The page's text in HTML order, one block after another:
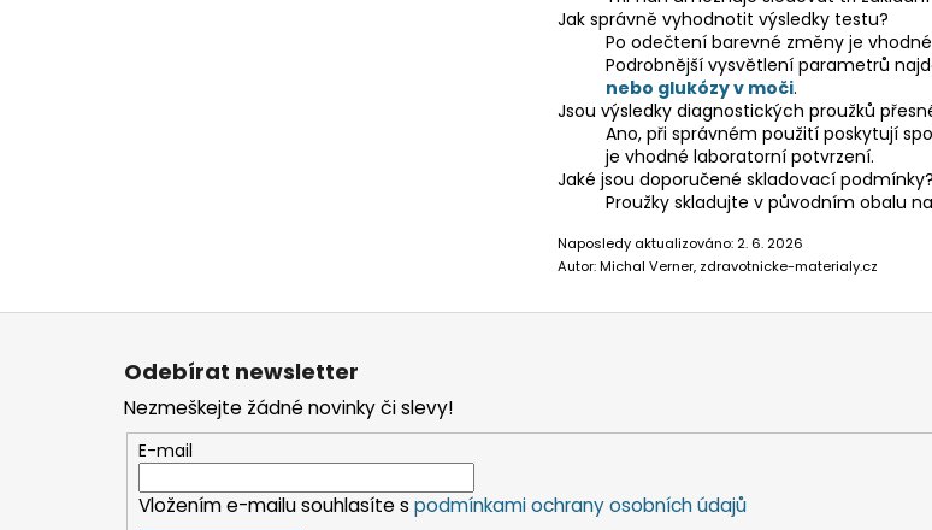
Jak správně vyhodnotit výsledky testu?
Po odečtení barevné změny je
Podrobnější vysvětlení parametrů
nebo glukózy v moči.
Jsou výsledky diagnostických proužků
Ano, při správném použití poskytují
je vhodné laboratorní potvrzení.
Jaké jsou doporučené skladovací podmínky?
Proužky skladujte v původním obalu
Naposledy aktualizováno: 2. 6. 2026
Autor: Michal Verner, zdravotnicke-materialy.cz
Odebírat newsletter
Nezmeškejte žádné novinky či slevy!
E-mail
Vložením e-mailu souhlasíte s podmínkami ochrany osobních údajů